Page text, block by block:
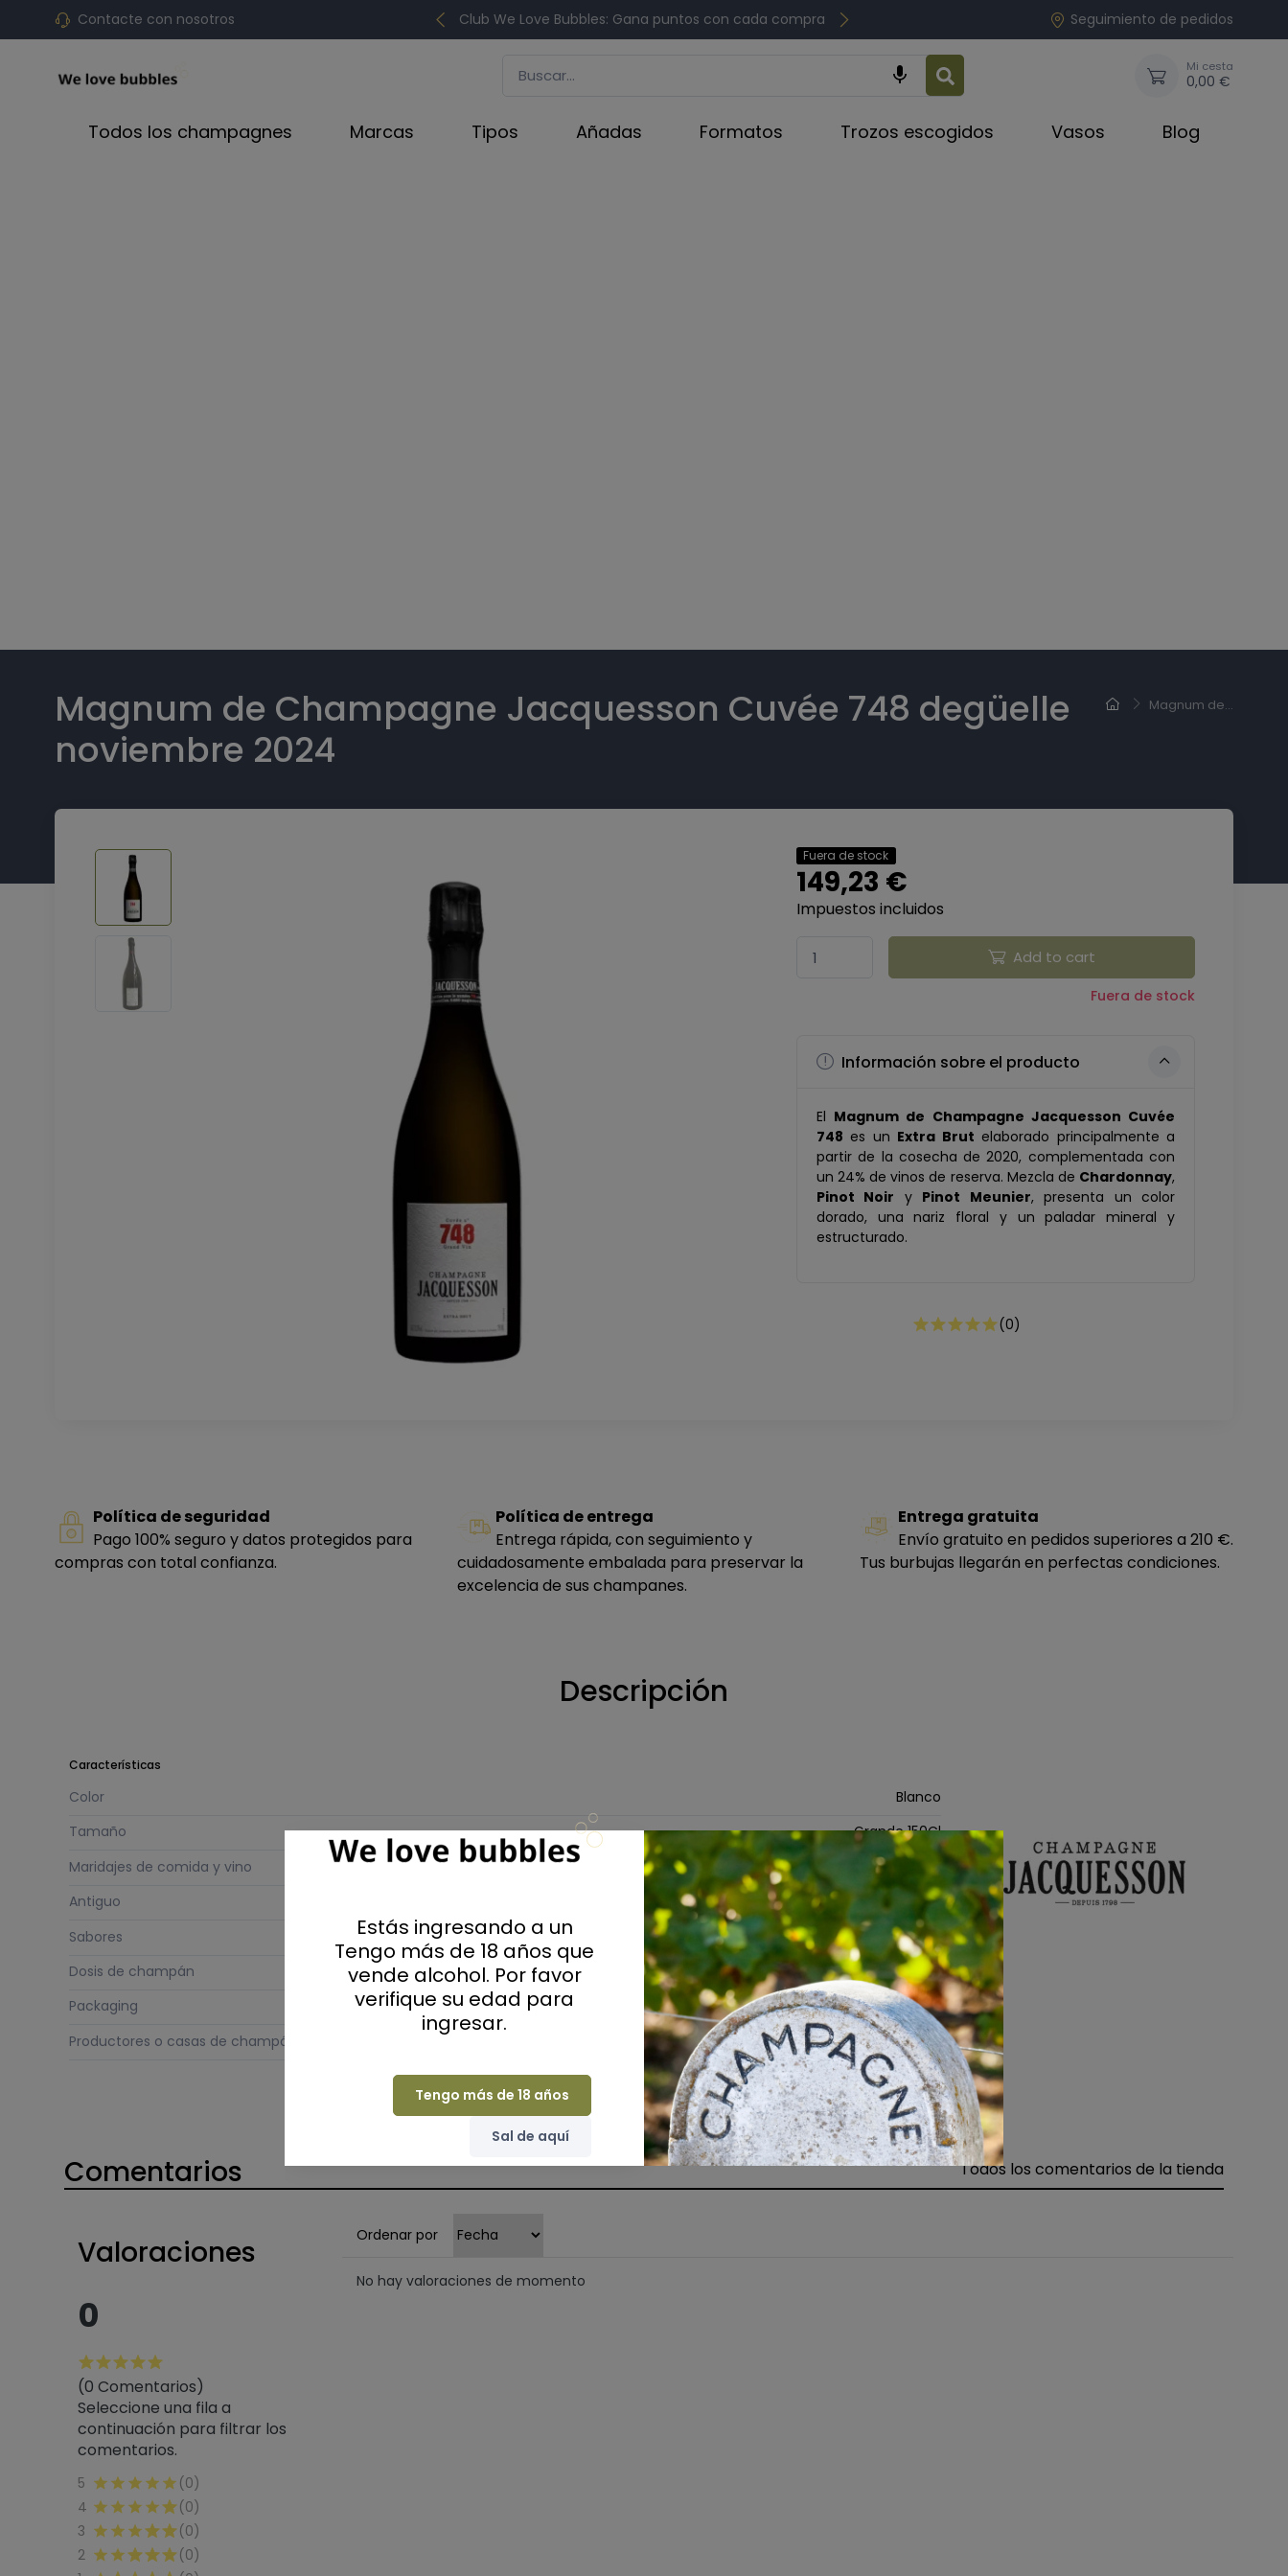
Contacte con nosotros Club We Love Bubbles: Gana puntos con cada compra Seguimiento de pedidos
 Mi cesta
0,00 €
Todos los champagnes Marcas Tipos Añadas Formatos Trozos escogidos Vasos Blog
Magnum de...
Magnum de Champagne Jacquesson Cuvée 748 degüelle
noviembre 2024
Fuera de stock
149,23 €
Impuestos incluidos
Add to cart
Fuera de stock
Información sobre el producto
El Magnum de Champagne Jacquesson Cuvée
748 es un Extra Brut elaborado principalmente a
partir de la cosecha de 2020, complementada con
un 24% de vinos de reserva. Mezcla de Chardonnay,
Pinot Noir y Pinot Meunier, presenta un color
dorado, una nariz floral y un paladar mineral y
estructurado.
(0)
Política de seguridad
Pago 100% seguro y datos protegidos para
compras con total confianza.
Política de entrega
Entrega rápida, con seguimiento y
cuidadosamente embalada para preservar la
excelencia de sus champanes.
Entrega gratuita
Envío gratuito en pedidos superiores a 210 €.
Tus burbujas llegarán en perfectas condiciones.
Descripción
Características
Color
Blanco
Tamaño
Grande 150Cl
Maridajes de comida y vino
Aperitivo
Antiguo
NV
Sabores
Sabroso, pastelero
Dosis de champán
Extra Brut (0 a 6 g/l)
Packaging
Sin embalaje
Productores o casas de champán
Grandes casas de champán
Comentarios Todos los comentarios de la tienda
Valoraciones
0
(0 Comentarios)
Seleccione una fila a
continuación para filtrar los
comentarios.
5
(0)
4
(0)
3
(0)
2
(0)
Ordenar por
No hay valoraciones de momento
Estás ingresando a un
Tengo más de 18 años que
vende alcohol. Por favor
verifique su edad para
ingresar.
Tengo más de 18 años
Sal de aquí